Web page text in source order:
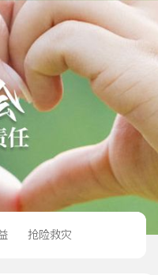
抢险救灾